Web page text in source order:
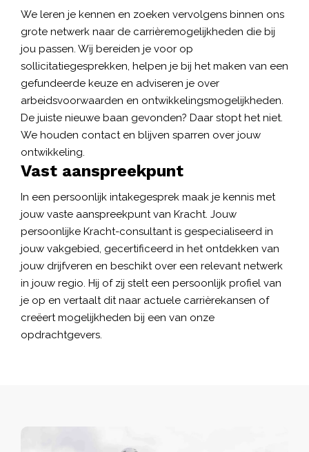
We leren je kennen en zoeken vervolgens binnen ons
grote netwerk naar de carrièremogelijkheden die bij
jou passen. Wij bereiden je voor op
sollicitatiegesprekken, helpen je bij het maken van een
gefundeerde keuze en adviseren je over
arbeidsvoorwaarden en ontwikkelingsmogelijkheden.
De juiste nieuwe baan gevonden? Daar stopt het niet.
We houden contact en blijven sparren over jouw
ontwikkeling.
Vast aanspreekpunt
In een persoonlijk intakegesprek maak je kennis met
jouw vaste aanspreekpunt van Kracht. Jouw
persoonlijke Kracht-consultant is gespecialiseerd in
jouw vakgebied, gecertificeerd in het ontdekken van
jouw drijfveren en beschikt over een relevant netwerk
in jouw regio. Hij of zij stelt een persoonlijk profiel van
je op en vertaalt dit naar actuele carrièrekansen of
creëert mogelijkheden bij een van onze
opdrachtgevers.